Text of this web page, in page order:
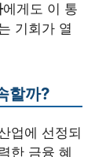
에게도 이 통
기회가 열
할까?
업에 선정되
한 금융 혜